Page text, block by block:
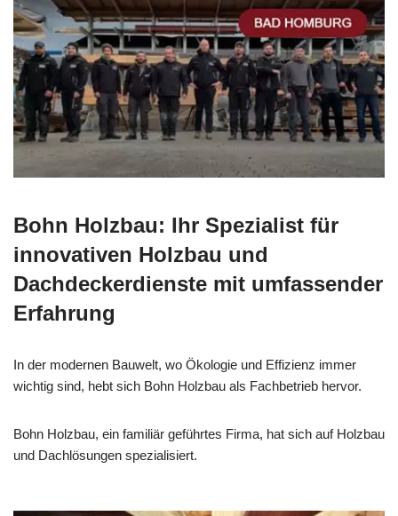
Bohn Holzbau: Ihr Spezialist für
innovativen Holzbau und
Dachdeckerdienste mit umfassender
Erfahrung
In der modernen Bauwelt, wo Ökologie und Effizienz immer
wichtig sind, hebt sich Bohn Holzbau als Fachbetrieb hervor.
Bohn Holzbau, ein familiär geführtes Firma, hat sich auf Holzbau
und Dachlösungen spezialisiert.